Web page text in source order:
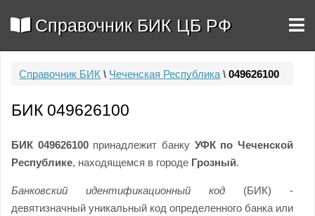
Справочник БИК ЦБ РФ
Справочник БИК \ Чеченская Республика \ 049626100
БИК 049626100
БИК 049626100принадлежит банку УФК по Чеченской
Республике, находящемся в городе Грозный.
Банковский идентификационный код (БИК) -
девятизначный уникальный код определенного банка или